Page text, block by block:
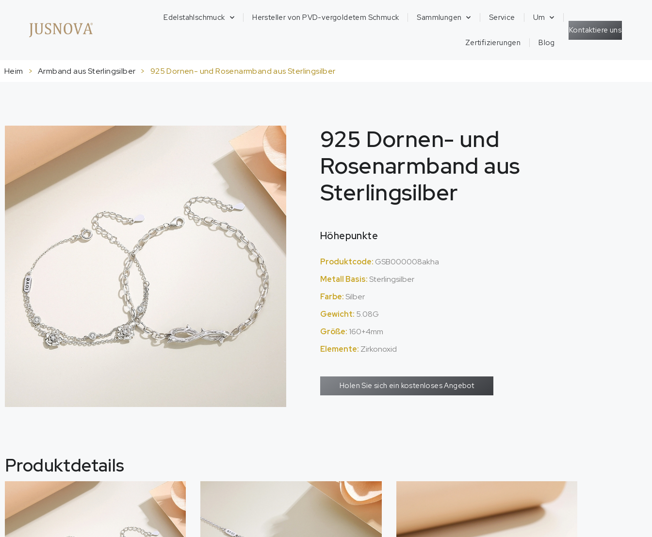
Edelstahlschmuck Hersteller von PVD-vergoldetem Schmuck Sammlungen Service Um
Zertifizierungen Blog
Kontaktiere uns
Heim > Armband aus Sterlingsilber > 925 Dornen- und Rosenarmband aus Sterlingsilber
925 Dornen- und
Rosenarmband aus
Sterlingsilber
Höhepunkte
Produktcode: GSB000008akha
Metall Basis: Sterlingsilber
Farbe: Silber
Gewicht: 5.08G
Größe: 160+4mm
Elemente: Zirkonoxid
Holen Sie sich ein kostenloses Angebot
Produktdetails